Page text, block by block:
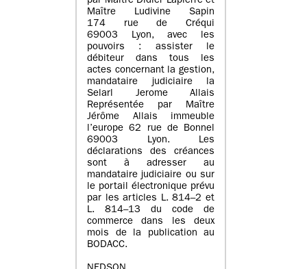
Maître Ludivine Sapin
174 rue de Créqui
69003 Lyon, avec les
pouvoirs : assister le
débiteur dans tous les
actes concernant la gestion,
mandataire judiciaire la
Selarl Jerome Allais
Représentée par Maître
Jérôme Allais immeuble
l’europe 62 rue de Bonnel
69003 Lyon. Les
déclarations des créances
sont à adresser au
mandataire judiciaire ou sur
le portail électronique prévu
par les articles L. 814–2 et
L. 814–13 du code de
commerce dans les deux
mois de la publication au
BODACC.